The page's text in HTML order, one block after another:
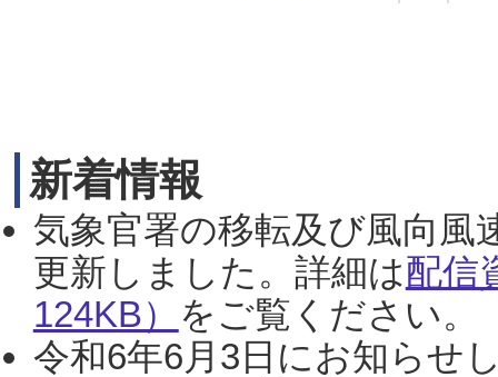
新着情報
気象官署の移転及び風向風
更新しました。詳細は配信
124KB） をご覧ください。
令和6年6月3日にお知らせ